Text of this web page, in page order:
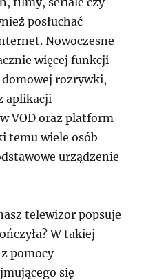
posłuchać
Nowoczesne
więcej funkcji
rozrywki,
aplikacji
VOD oraz platform
temu wiele osób
urządzenie
telewizor popsuje
W takiej
pomocy
się